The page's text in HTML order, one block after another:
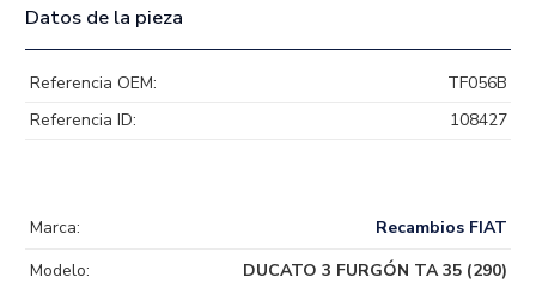
Datos de la pieza
Referencia OEM:
TF056B
Referencia ID:
108427
Marca:
Recambios FIAT
Modelo:
DUCATO 3 FURGÓN TA 35 (290)